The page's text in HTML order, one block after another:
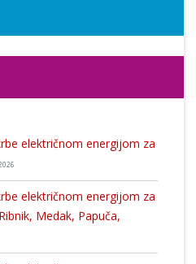
električnom energijom za
električnom energijom za
Medak, Papuča,